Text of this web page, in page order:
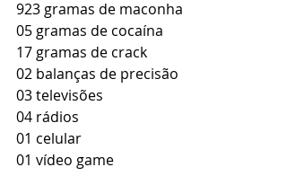
923 gramas de maconha
05 gramas de cocaína
17 gramas de crack
02 balanças de precisão
03 televisões
04 rádios
01 celular
01 vídeo game